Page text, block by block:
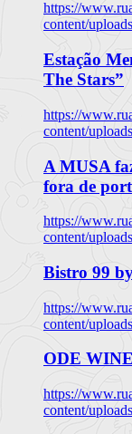
https://
content/
Estação
The Stars”
https://
content/
A MUSA
fora de
https://
content/
Bistro 99
https://
content/
ODE
https://
content/